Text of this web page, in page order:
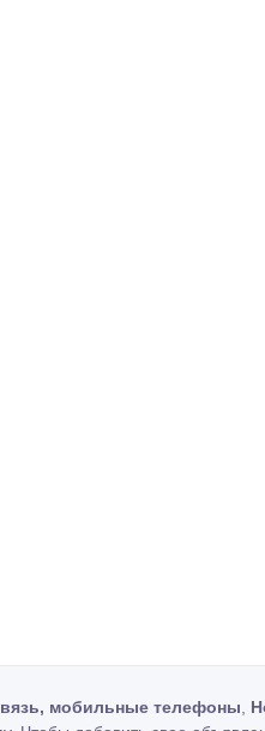
мобильные телефоны